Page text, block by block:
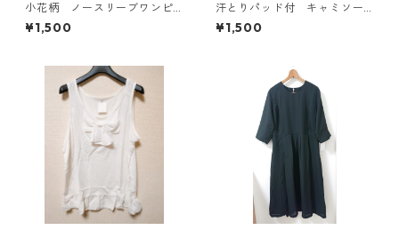
小花柄 ノースリーブワンピ
ース ４Ｌ ブラック KAE-
4819
¥1,500
汗とりパッド付 キャミソー
ル Ｌ ライトピンク KAE-
4789
¥1,500